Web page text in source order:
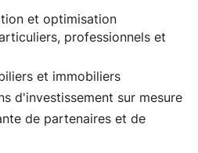
et optimisation
professionnels et
et immobiliers
d'investissement sur mesure
de partenaires et de